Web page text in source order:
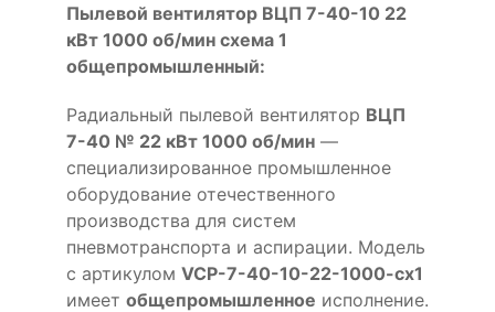
Пылевой вентилятор ВЦП 7-40-10 22
кВт 1000 об/мин схема 1
общепромышленный:
Радиальный пылевой вентилятор ВЦП
7-40 № 22 кВт 1000 об/мин —
специализированное промышленное
оборудование отечественного
производства для систем
пневмотранспорта и аспирации. Модель
с артикулом VCP-7-40-10-22-1000-cx1
имеет общепромышленное исполнение.